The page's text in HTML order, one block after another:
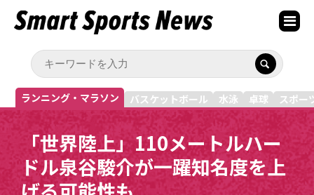
ランニング・マラソン バスケットボール 水泳 卓球 スポー
「世界陸上」110メートルハー
ドル泉谷駿介が一躍知名度を上